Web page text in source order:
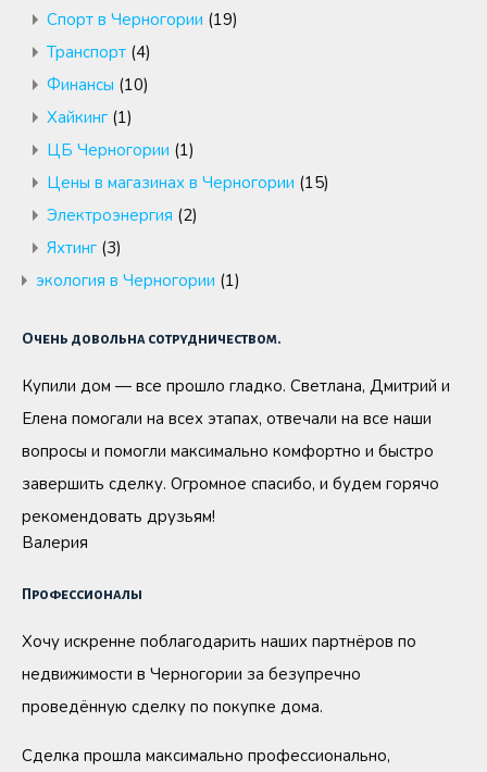
Спорт в Черногории (19)
Транспорт (4)
Финансы (10)
Хайкинг (1)
ЦБ Черногории (1)
Цены в магазинах в Черногории (15)
Электроэнергия (2)
Яхтинг (3)
экология в Черногории (1)
Очень довольна сотрудничеством.
Купили дом — все прошло гладко. Светлана, Дмитрий и
Елена помогали на всех этапах, отвечали на все наши
вопросы и помогли максимально комфортно и быстро
завершить сделку. Огромное спасибо, и будем горячо
рекомендовать друзьям!
Валерия
Профессионалы
Хочу искренне поблагодарить наших партнёров по
недвижимости в Черногории за безупречно
проведённую сделку по покупке дома.
Сделка прошла максимально профессионально,